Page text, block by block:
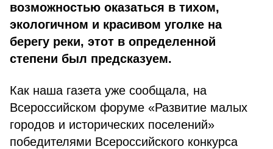
возможностью оказаться в тихом,
экологичном и красивом уголке на
берегу реки, этот в определенной
степени был предсказуем.
Как наша газета уже сообщала, на
Всероссийском форуме «Развитие малых
городов и исторических поселений»
победителями Всероссийского конкурса